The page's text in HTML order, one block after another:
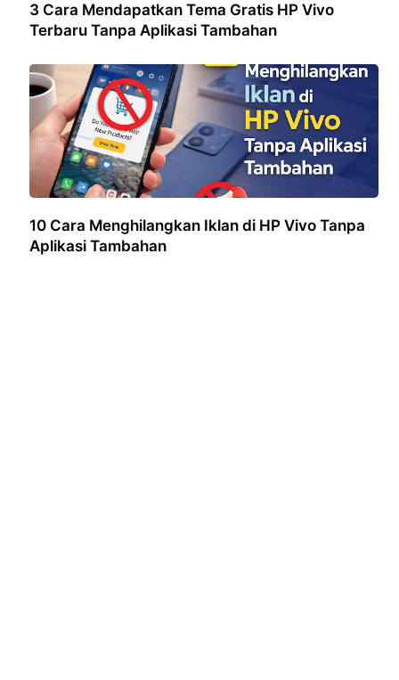
3 Cara Mendapatkan Tema Gratis HP Vivo
Terbaru Tanpa Aplikasi Tambahan
10 Cara Menghilangkan Iklan di HP Vivo Tanpa
Aplikasi Tambahan